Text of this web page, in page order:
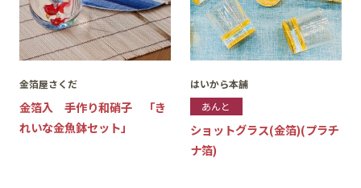
金箔屋さくだ
金箔入 手作り和硝子 「き
れいな金魚鉢セット」
はいから本舗
あんと
ショットグラス(金箔)(プラチ
ナ箔)